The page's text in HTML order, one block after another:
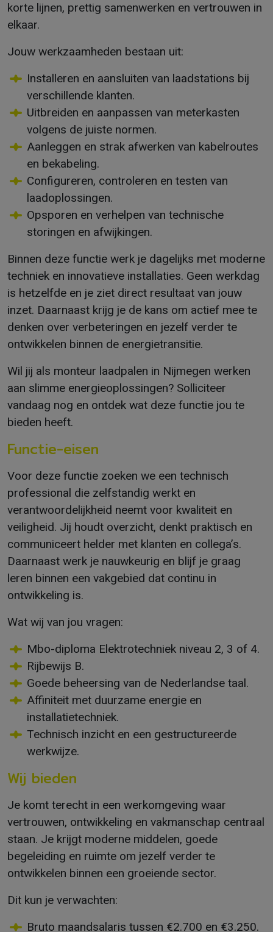
korte lijnen, prettig samenwerken en vertrouwen in
elkaar.
Jouw werkzaamheden bestaan uit:
Installeren en aansluiten van laadstations bij
verschillende klanten.
Uitbreiden en aanpassen van meterkasten
volgens de juiste normen.
Aanleggen en strak afwerken van kabelroutes
en bekabeling.
Configureren, controleren en testen van
laadoplossingen.
Opsporen en verhelpen van technische
storingen en afwijkingen.
Binnen deze functie werk je dagelijks met moderne
techniek en innovatieve installaties. Geen werkdag
is hetzelfde en je ziet direct resultaat van jouw
inzet. Daarnaast krijg je de kans om actief mee te
denken over verbeteringen en jezelf verder te
ontwikkelen binnen de energietransitie.
Wil jij als monteur laadpalen in Nijmegen werken
aan slimme energieoplossingen? Solliciteer
vandaag nog en ontdek wat deze functie jou te
bieden heeft.
Functie-eisen
Voor deze functie zoeken we een technisch
professional die zelfstandig werkt en
verantwoordelijkheid neemt voor kwaliteit en
veiligheid. Jij houdt overzicht, denkt praktisch en
communiceert helder met klanten en collega’s.
Daarnaast werk je nauwkeurig en blijf je graag
leren binnen een vakgebied dat continu in
ontwikkeling is.
Wat wij van jou vragen:
Mbo-diploma Elektrotechniek niveau 2, 3 of 4.
Rijbewijs B.
Goede beheersing van de Nederlandse taal.
Affiniteit met duurzame energie en
installatietechniek.
Technisch inzicht en een gestructureerde
werkwijze.
Wij bieden
Je komt terecht in een werkomgeving waar
vertrouwen, ontwikkeling en vakmanschap centraal
staan. Je krijgt moderne middelen, goede
begeleiding en ruimte om jezelf verder te
ontwikkelen binnen een groeiende sector.
Dit kun je verwachten:
Bruto maandsalaris tussen €2.700 en €3.250.